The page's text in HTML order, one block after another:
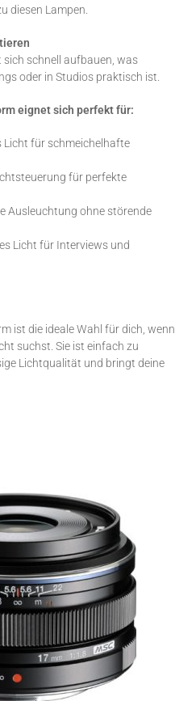
diesen Lampen.
schnell aufbauen, was
oder in Studios praktisch ist.
eignet sich perfekt für:
für schmeichelhafte
für perfekte
Ausleuchtung ohne störende
Licht für Interviews und
ist die ideale Wahl für dich, wenn
suchst. Sie ist einfach zu
Lichtqualität und bringt deine